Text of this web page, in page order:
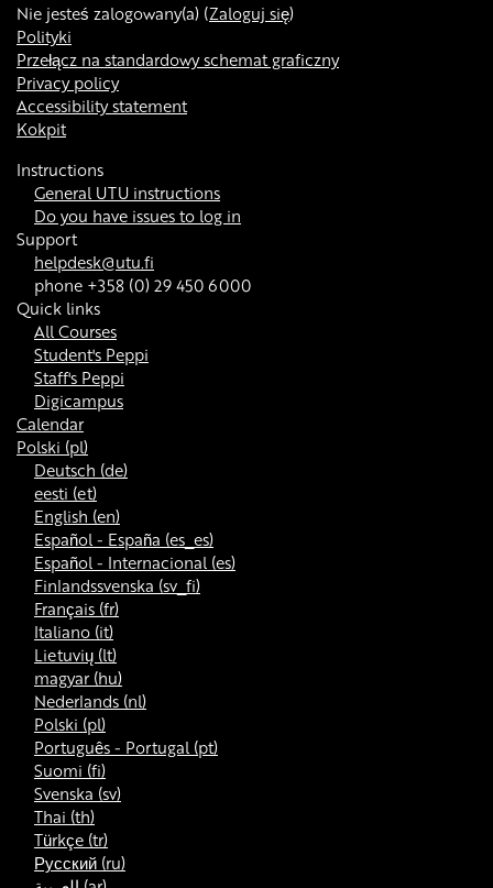
Nie jesteś zalogowany(a) (Zaloguj się)
Polityki
Przełącz na standardowy schemat graficzny
Privacy policy
Accessibility statement
Kokpit
Instructions
General UTU instructions
Do you have issues to log in
Support
helpdesk@utu.fi
phone +358 (0) 29 450 6000
Quick links
All Courses
Student's Peppi
Staff's Peppi
Digicampus
Calendar
Polski ‎(pl)‎
Deutsch ‎(de)‎
eesti ‎(et)‎
English ‎(en)‎
Español - España ‎(es_es)‎
Español - Internacional ‎(es)‎
Finlandssvenska ‎(sv_fi)‎
Français ‎(fr)‎
Italiano ‎(it)‎
Lietuvių ‎(lt)‎
magyar ‎(hu)‎
Nederlands ‎(nl)‎
Polski ‎(pl)‎
Português - Portugal ‎(pt)‎
Suomi ‎(fi)‎
Svenska ‎(sv)‎
Thai ‎(th)‎
Türkçe ‎(tr)‎
Русский ‎(ru)‎